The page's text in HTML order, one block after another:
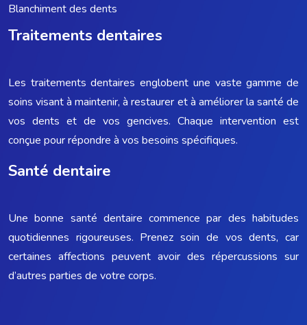
Blanchiment des dents
Traitements dentaires
Les traitements dentaires englobent une vaste gamme de
soins visant à maintenir, à restaurer et à améliorer la santé de
vos dents et de vos gencives. Chaque intervention est
conçue pour répondre à vos besoins spécifiques.
Santé dentaire
Une bonne santé dentaire commence par des habitudes
quotidiennes rigoureuses. Prenez soin de vos dents, car
certaines affections peuvent avoir des répercussions sur
d’autres parties de votre corps.